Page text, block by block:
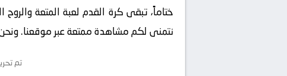
ختاماً، تبقى كرة القدم لعبة المتعة
نتمنى لكم مشاهدة ممتعة عبر موقعنا. ونحن
تم